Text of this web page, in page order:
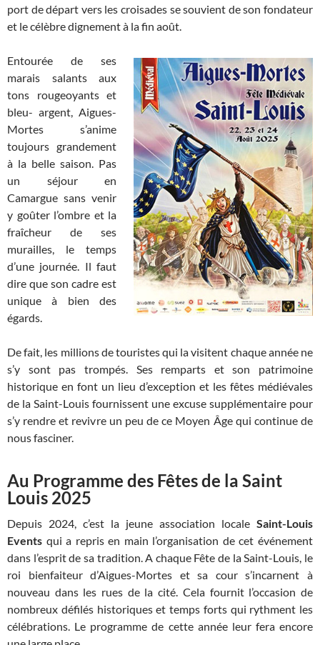
port de départ vers les croisades se souvient de son fondateur
et le célèbre dignement à la fin août.
Entourée de ses
marais salants aux
tons rougeoyants et
bleu- argent, Aigues-
Mortes s’anime
toujours grandement
à la belle saison. Pas
un séjour en
Camargue sans venir
y goûter l’ombre et la
fraîcheur de ses
murailles, le temps
d’une journée. Il faut
dire que son cadre est
unique à bien des
égards.
De fait, les millions de touristes qui la visitent chaque année ne
s’y sont pas trompés. Ses remparts et son patrimoine
historique en font un lieu d’exception et les fêtes médiévales
de la Saint-Louis fournissent une excuse supplémentaire pour
s’y rendre et revivre un peu de ce Moyen Âge qui continue de
nous fasciner.
Au Programme des Fêtes de la Saint
Louis 2025
Depuis 2024, c’est la jeune association locale Saint-Louis
Events qui a repris en main l’organisation de cet événement
dans l’esprit de sa tradition. A chaque Fête de la Saint-Louis, le
roi bienfaiteur d’Aigues-Mortes et sa cour s’incarnent à
nouveau dans les rues de la cité. Cela fournit l’occasion de
nombreux défilés historiques et temps forts qui rythment les
célébrations. Le programme de cette année leur fera encore